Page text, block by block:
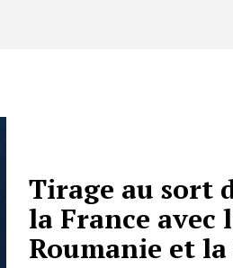
Tirage au sort
la France avec
Roumanie et la